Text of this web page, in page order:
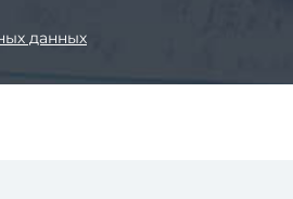
данных